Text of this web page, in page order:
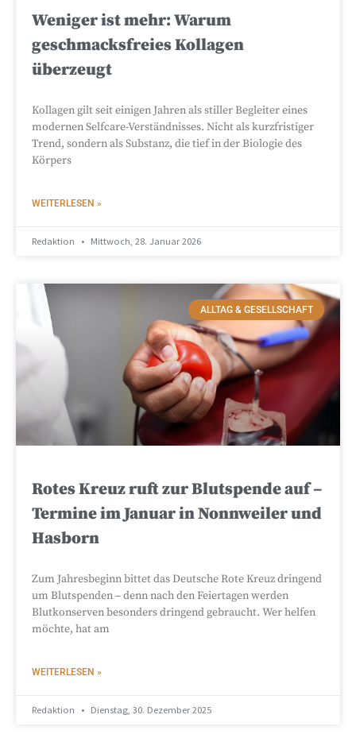
Weniger ist mehr: Warum
geschmacksfreies Kollagen
überzeugt
Kollagen gilt seit einigen Jahren als stiller Begleiter eines
modernen Selfcare-Verständnisses. Nicht als kurzfristiger
Trend, sondern als Substanz, die tief in der Biologie des
Körpers
WEITERLESEN »
Redaktion Mittwoch, 28. Januar 2026
ALLTAG & GESELLSCHAFT
Rotes Kreuz ruft zur Blutspende auf –
Termine im Januar in Nonnweiler und
Hasborn
Zum Jahresbeginn bittet das Deutsche Rote Kreuz dringend
um Blutspenden – denn nach den Feiertagen werden
Blutkonserven besonders dringend gebraucht. Wer helfen
möchte, hat am
WEITERLESEN »
Redaktion Dienstag, 30. Dezember 2025